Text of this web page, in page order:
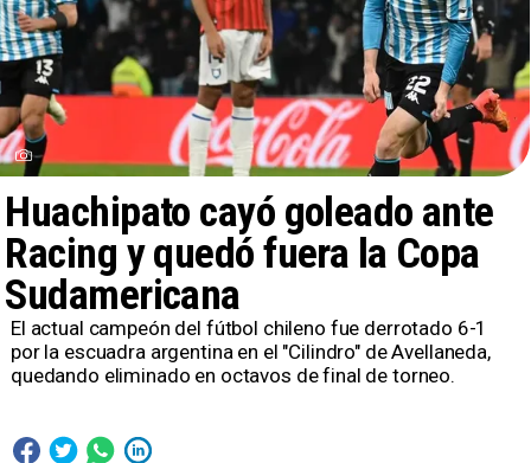
Huachipato cayó goleado ante
Racing y quedó fuera la Copa
Sudamericana
​El actual campeón del fútbol chileno fue derrotado 6-1
por la escuadra argentina en el "Cilindro" de Avellaneda,
quedando eliminado en octavos de final de torneo.